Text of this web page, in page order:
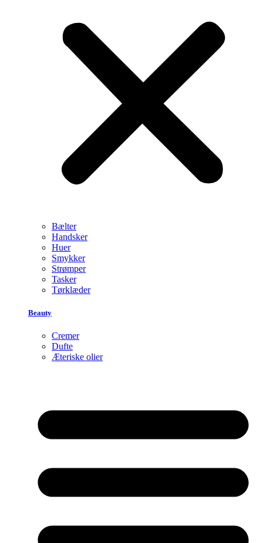
Bælter
Handsker
Huer
Smykker
Strømper
Tasker
Tørklæder
Beauty
Cremer
Dufte
Æteriske olier